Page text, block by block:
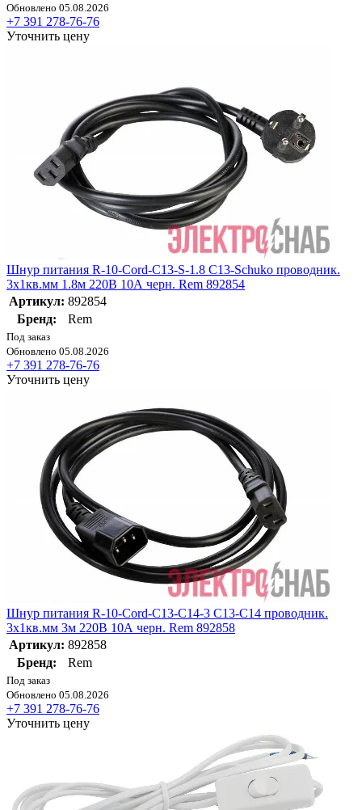
Обновлено 05.08.2026
+7 391 278-76-76
Уточнить цену
Шнур питания R-10-Cord-C13-S-1.8 C13-Schuko проводник.
3х1кв.мм 1.8м 220В 10А черн. Rem 892854
Артикул: 892854
Бренд:
Rem
Под заказ
Обновлено 05.08.2026
+7 391 278-76-76
Уточнить цену
Шнур питания R-10-Cord-C13-C14-3 C13-С14 проводник.
3х1кв.мм 3м 220В 10А черн. Rem 892858
Артикул: 892858
Бренд:
Rem
Под заказ
Обновлено 05.08.2026
+7 391 278-76-76
Уточнить цену